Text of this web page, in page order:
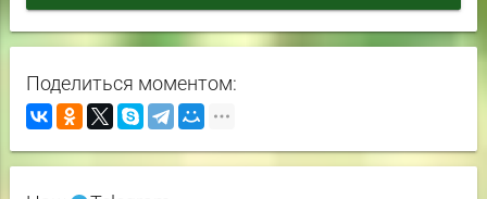
Поделиться моментом: